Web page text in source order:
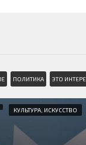
ПОЛИТИКА ЭТО
КУЛЬТУРА, ИСКУССТВО